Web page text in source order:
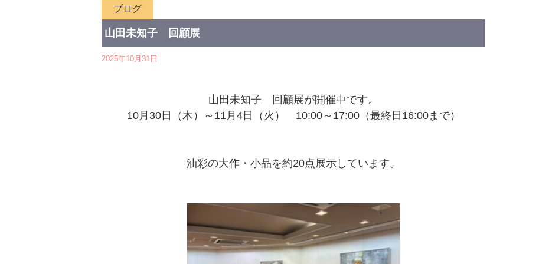
ブログ
山田未知子 回顧展
2025年10月31日
山田未知子 回顧展が開催中です。
10月30日（木）～11月4日（火） 10:00～17:00（最終日16:00まで）
油彩の大作・小品を約20点展示しています。